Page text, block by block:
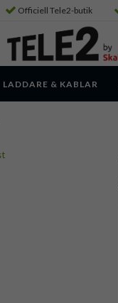
Officiell Tele2-butik
LADDARE & KABLAR